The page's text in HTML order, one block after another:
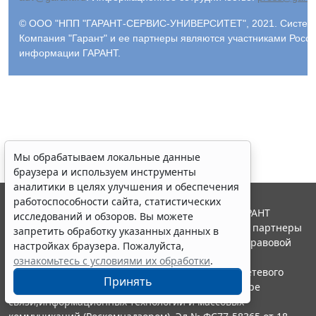
© ООО "НПП "ГАРАНТ-СЕРВИС-УНИВЕРСИТЕТ", 2021. Система
Компания "Гарант" и ее партнеры являются участниками
информации ГАРАНТ.
Мы обрабатываем локальные данные
браузера и используем инструменты
аналитики в целях улучшения и обеспечения
работоспособности сайта, статистических
исследований и обзоров. Вы можете
запретить обработку указанных данных в
настройках браузера. Пожалуйста,
ознакомьтесь с условиями их обработки.
Принять
© ООО "НПП "ГАРАНТ-СЕРВИС", 2026. Система ГАРАНТ
выпускается с 1990 года. Компания "Гарант" и ее партнеры
являются участниками Российской ассоциации правовой
информации ГАРАНТ.
Портал ГАРАНТ.РУ зарегистрирован в качестве сетевого
издания Федеральной службой по надзору в сфере
связи,информационных технологий и массовых